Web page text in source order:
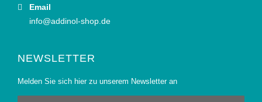
Email
info@addinol-shop.de
NEWSLETTER
Melden Sie sich hier zu unserem Newsletter an
Anmeldung